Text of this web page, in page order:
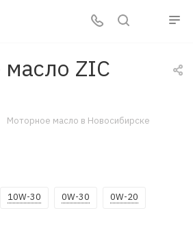
ZIC
Моторное масло в Новосибирске
10W-30 0W-30 0W-20